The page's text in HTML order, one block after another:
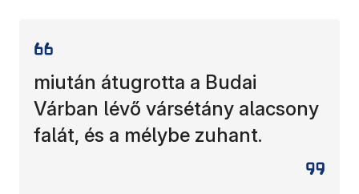
miután átugrotta a Budai
Várban lévő vársétány alacsony
falát, és a mélybe zuhant.